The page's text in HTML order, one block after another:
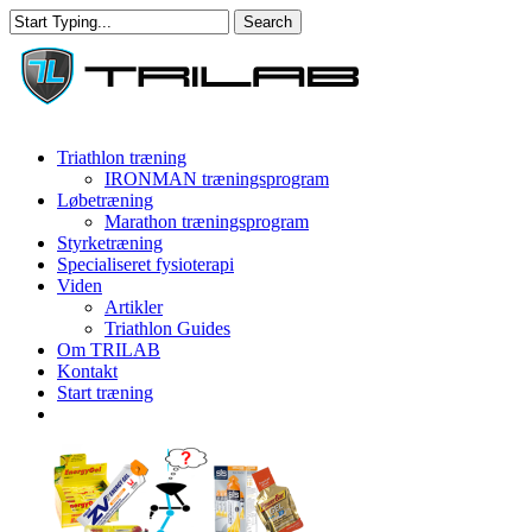
Skip
to
main
content
Search
Close
Search
Menu
Triathlon træning
IRONMAN træningsprogram
Løbetræning
Marathon træningsprogram
Styrketræning
Specialiseret fysioterapi
Viden
Artikler
Triathlon Guides
Om TRILAB
Kontakt
Start træning